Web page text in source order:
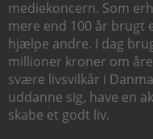
mediekoncern. Som
mere end 100 år brugt
hjælpe andre. I dag
millioner kroner om
svære livsvilkår i
uddanne sig, have en
skabe et godt liv.